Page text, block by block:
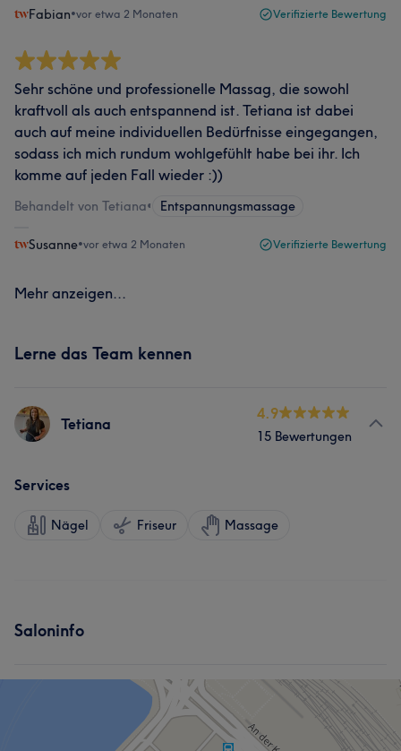
Fabian•vor etwa 2 Monaten Verifizierte Bewertung
Sehr schöne und professionelle Massag, die sowohl
kraftvoll als auch entspannend ist. Tetiana ist dabei
auch auf meine individuellen Bedürfnisse eingegangen,
sodass ich mich rundum wohlgefühlt habe bei ihr. Ich
komme auf jeden Fall wieder :))
Behandelt von Tetiana• Entspannungsmassage
Susanne•vor etwa 2 Monaten Verifizierte Bewertung
Mehr anzeigen...
Lerne das Team kennen
Tetiana
4.9
15 Bewertungen
Services
Nägel Friseur Massage
Saloninfo